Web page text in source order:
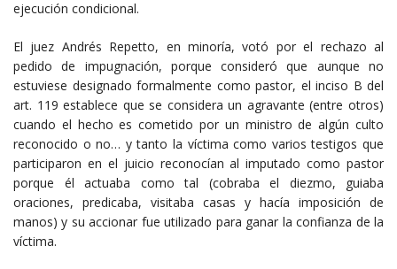
ejecución condicional.
El juez Andrés Repetto, en minoría, votó por el rechazo al
pedido de impugnación, porque consideró que aunque no
estuviese designado formalmente como pastor, el inciso B del
art. 119 establece que se considera un agravante (entre otros)
cuando el hecho es cometido por un ministro de algún culto
reconocido o no… y tanto la víctima como varios testigos que
participaron en el juicio reconocían al imputado como pastor
porque él actuaba como tal (cobraba el diezmo, guiaba
oraciones, predicaba, visitaba casas y hacía imposición de
manos) y su accionar fue utilizado para ganar la confianza de la
víctima.